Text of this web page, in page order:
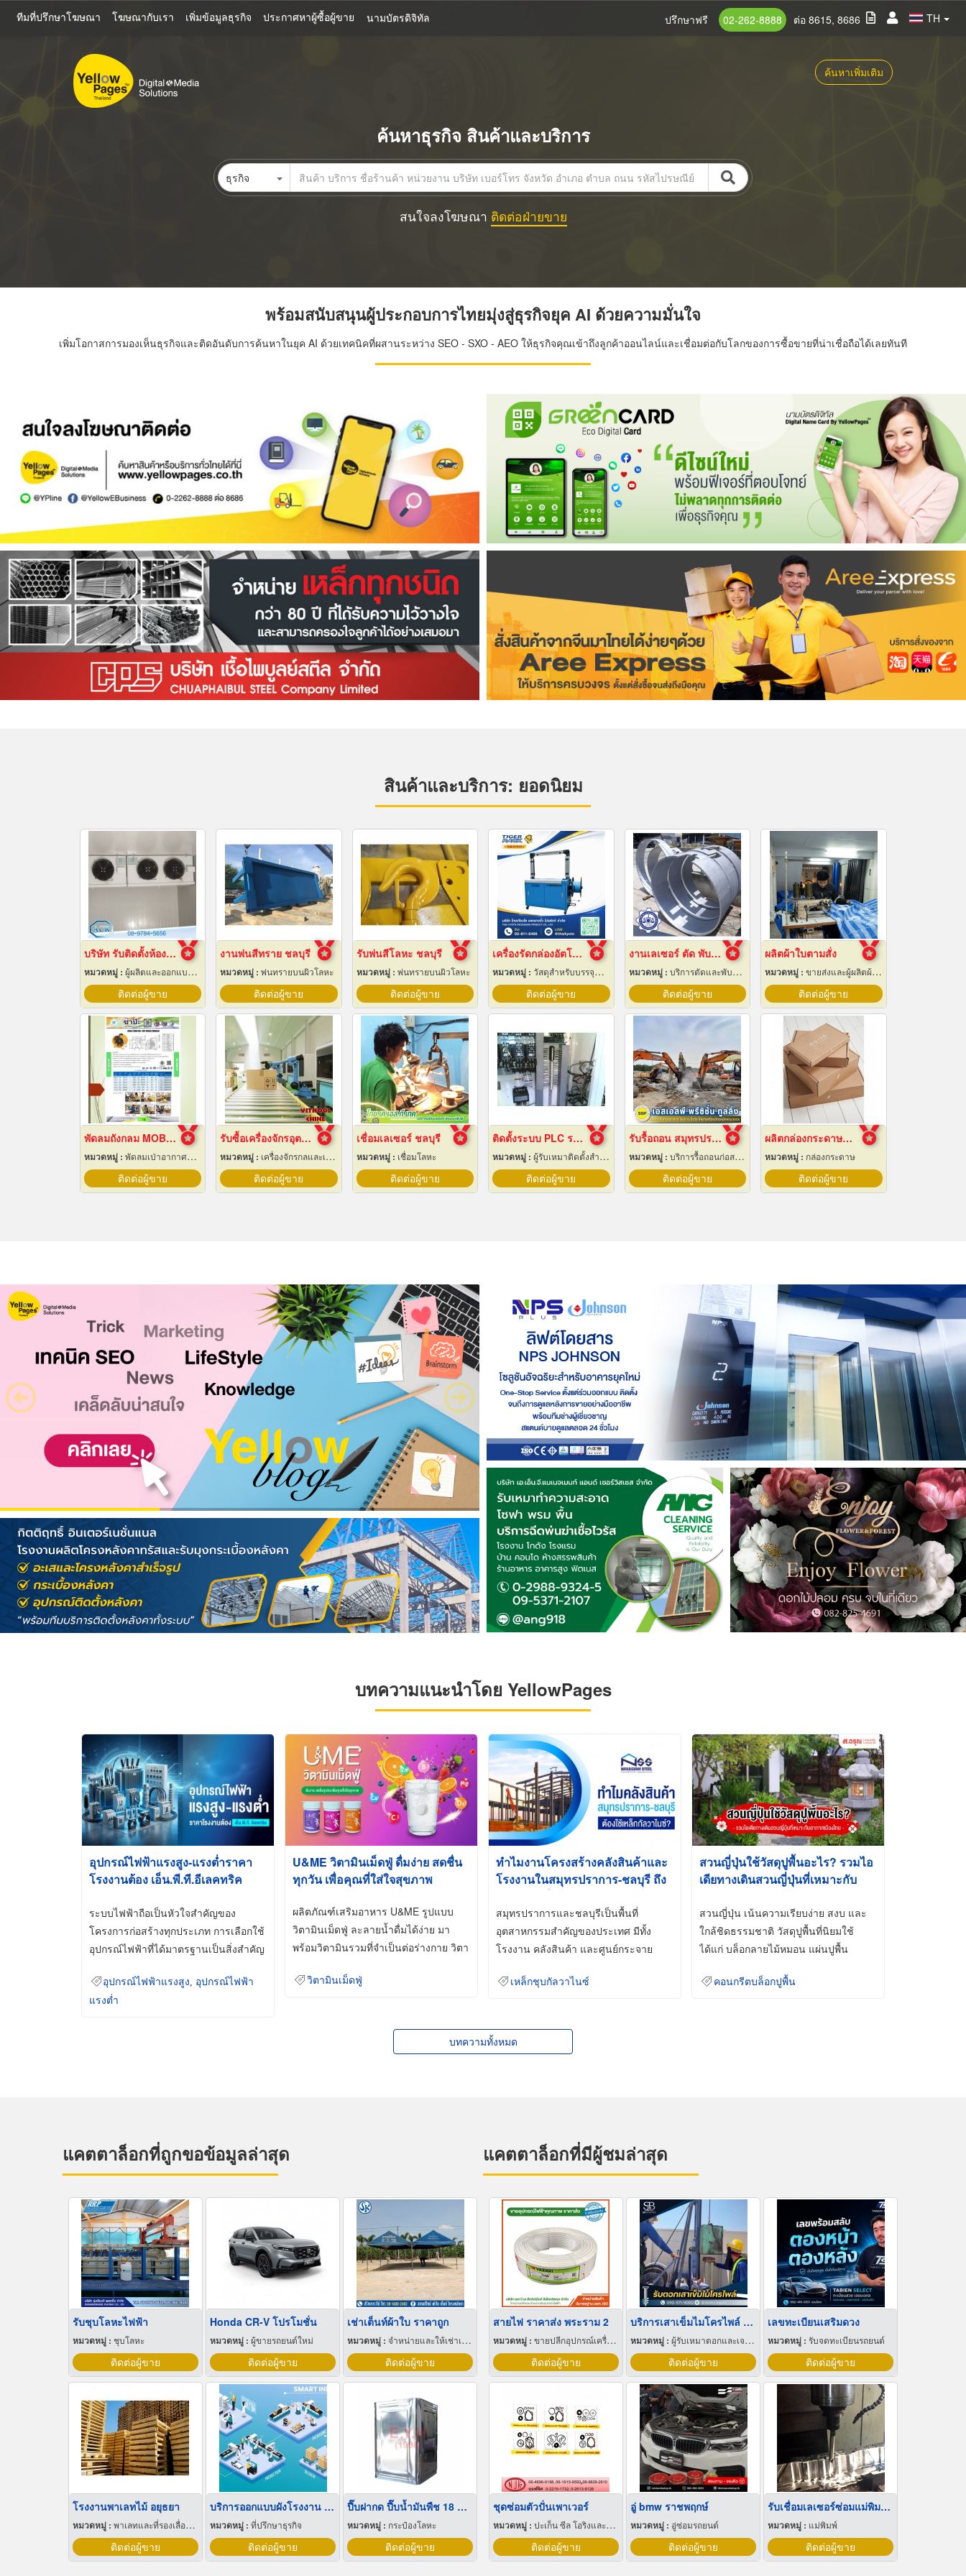
ทีมที่ปรึกษาโฆษณา โฆษณากับเรา เพิ่มข้อมูลธุรกิจ ประกาศหาผู้ซื้อผู้ขาย นามบัตรดิจิทัล TH
ปรึกษาฟรี 02-262-8888 ต่อ 8615, 8686
ค้นหาเพิ่มเติม
ค้นหาธุรกิจ สินค้าและบริการ
ธุรกิจ
สนใจลงโฆษณา ติดต่อฝ่ายขาย
พร้อมสนับสนุนผู้ประกอบการไทยมุ่งสู่ธุรกิจยุค AI ด้วยความมั่นใจ
เพิ่มโอกาสการมองเห็นธุรกิจและติดอันดับการค้นหาในยุค AI ด้วยเทคนิคที่ผสานระหว่าง SEO - SXO - AEO ให้ธุรกิจคุณเข้าถึงลูกค้าออนไลน์และเชื่อมต่อกับโลกของการซื้อขายที่น่าเชื่อถือได้เลยทันที
สินค้าและบริการ: ยอดนิยม
บริษัท รับติดตั้งห้องเย็น
หมวดหมู่ : ผู้ผลิตและออกแบบติดตั้งห้องเย็น
ติดต่อผู้ขาย
งานพ่นสีทราย ชลบุรี
หมวดหมู่ : พ่นทรายบนผิวโลหะ
ติดต่อผู้ขาย
รับพ่นสีโลหะ ชลบุรี
หมวดหมู่ : พ่นทรายบนผิวโลหะ
ติดต่อผู้ขาย
เครื่องรัดกล่องอัตโนมัติ
หมวดหมู่ : วัสดุสำหรับบรรจุหีบห่อเครื่องจักรกล
ติดต่อผู้ขาย
งานเลเซอร์ ตัด พับ ม้วนโลหะ นครปฐม
หมวดหมู่ : บริการตัดและพับโลหะด้วยเลเซอร์
ติดต่อผู้ขาย
ผลิตผ้าใบตามสั่ง
หมวดหมู่ : ขายส่งและผู้ผลิตผ้าใบ
ติดต่อผู้ขาย
พัดลมถังกลม MOBILE AXIAL FAN
หมวดหมู่ : พัดลมเป่าอากาศสำหรับอุตสาหกรรม
ติดต่อผู้ขาย
รับซื้อเครื่องจักรอุตสาหกรรมมือสอง
หมวดหมู่ : เครื่องจักรกลและเครื่องมือกล
ติดต่อผู้ขาย
เชื่อมเลเซอร์ ชลบุรี
หมวดหมู่ : เชื่อมโลหะ
ติดต่อผู้ขาย
ติดตั้งระบบ PLC ระยอง
หมวดหมู่ : ผู้รับเหมาติดตั้งสำหรับบ้านและโรงงานไฟฟ้า
ติดต่อผู้ขาย
รับรื้อถอน สมุทรปราการ
หมวดหมู่ : บริการรื้อถอนก่อสร้าง
ติดต่อผู้ขาย
ผลิตกล่องกระดาษพร้อมสกรีนลาย
หมวดหมู่ : กล่องกระดาษ
ติดต่อผู้ขาย
บทความแนะนำโดย YellowPages
อุปกรณ์ไฟฟ้าแรงสูง-แรงต่ำราคา
โรงงานต้อง เอ็น.พี.ที.อีเลคทริค
ระบบไฟฟ้าถือเป็นหัวใจสำคัญของ
โครงการก่อสร้างทุกประเภท การเลือกใช้
อุปกรณ์ไฟฟ้าที่ได้มาตรฐานเป็นสิ่งสำคัญ
อุปกรณ์ไฟฟ้าแรงสูง
อุปกรณ์ไฟฟ้า
แรงต่ำ
U&ME วิตามินเม็ดฟู่ ดื่มง่าย สดชื่น
ทุกวัน เพื่อคุณที่ใส่ใจสุขภาพ
ผลิตภัณฑ์เสริมอาหาร U&ME รูปแบบ
วิตามินเม็ดฟู่ ละลายน้ำดื่มได้ง่าย มา
พร้อมวิตามินรวมที่จำเป็นต่อร่างกาย วิตา
วิตามินเม็ดฟู่
ทำไมงานโครงสร้างคลังสินค้าและ
โรงงานในสมุทรปราการ-ชลบุรี ถึง
Galvanized)
สมุทรปราการและชลบุรีเป็นพื้นที่
อุตสาหกรรมสำคัญของประเทศ มีทั้ง
โรงงาน คลังสินค้า และศูนย์กระจาย
เหล็กชุบกัลวาไนซ์
สวนญี่ปุ่นใช้วัสดุปูพื้นอะไร? รวมไอ
เดียทางเดินสวนญี่ปุ่นที่เหมาะกับ
สวนญี่ปุ่น เน้นความเรียบง่าย สงบ และ
ใกล้ชิดธรรมชาติ วัสดุปูพื้นที่นิยมใช้
ได้แก่ บล็อกลายไม้หมอน แผ่นปูพื้น
คอนกรีตบล็อกปูพื้น
บทความทั้งหมด
แคตตาล็อกที่ถูกขอข้อมูลล่าสุด
รับชุบโลหะไฟฟ้า
หมวดหมู่ : ชุบโลหะ
ติดต่อผู้ขาย
Honda CR-V โปรโมชั่น
หมวดหมู่ : ผู้ขายรถยนต์ใหม่
ติดต่อผู้ขาย
เช่าเต็นท์ผ้าใบ ราคาถูก
หมวดหมู่ :จำหน่ายและให้เช่าเต็นท์
ติดต่อผู้ขาย
โรงงานพาเลทไม้ อยุธยา
หมวดหมู่ : พาเลทและที่รองเลื่อนกะบะ
ติดต่อผู้ขาย
บริการออกแบบผังโรงงาน Lay out
หมวดหมู่ : ที่ปรึกษาธุรกิจ
ติดต่อผู้ขาย
ปี๊บฝากด ปี๊บน้ำมันพืช 18 ลิตร
หมวดหมู่ : กระป๋องโลหะ
ติดต่อผู้ขาย
แคตตาล็อกที่มีผู้ชมล่าสุด
สายไฟ ราคาส่ง พระราม 2
หมวดหมู่ : ขายปลีกอุปกรณ์เครื่องใช้ไฟฟ้า
ติดต่อผู้ขาย
บริการเสาเข็มไมโครไพล์ ราคาถูก มาตรฐานวิศวกรรม
หมวดหมู่ : ผู้รับเหมาตอกและเจาะเสาเข็ม
ติดต่อผู้ขาย
เลขทะเบียนเสริมดวง
หมวดหมู่ : รับจดทะเบียนรถยนต์
ติดต่อผู้ขาย
ชุดซ่อมตัวปั่นเพาเวอร์
หมวดหมู่ : ปะเก็น ซีล โอริงและออยซีล
ติดต่อผู้ขาย
อู่ bmw ราชพฤกษ์
หมวดหมู่ : อู่ซ่อมรถยนต์
ติดต่อผู้ขาย
รับเชื่อมเลเซอร์ซ่อมแม่พิมพ์ ชลบุรี
หมวดหมู่ : แม่พิมพ์
ติดต่อผู้ขาย